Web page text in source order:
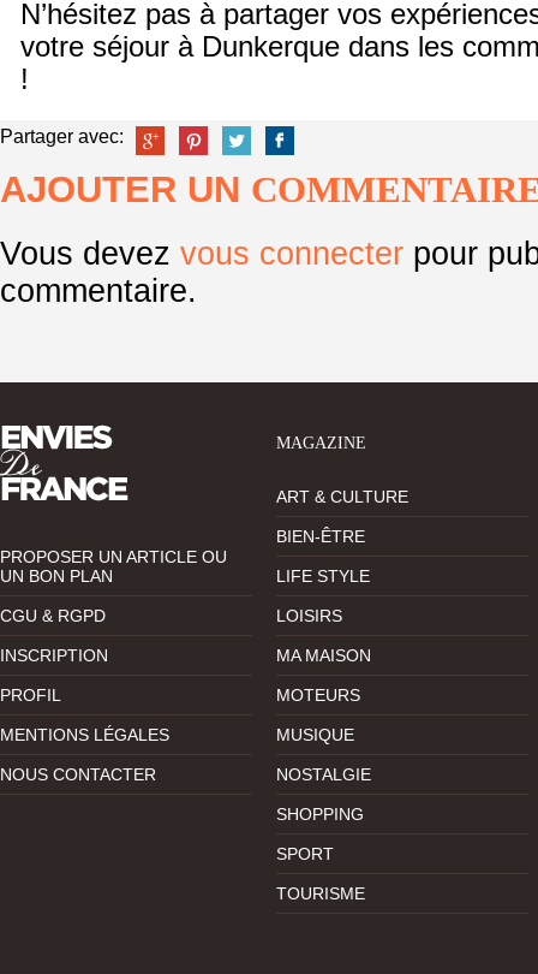
N’hésitez pas à partager vos
votre séjour à Dunkerque dans les
!
Partager avec:
AJOUTER UN
Vous devez vous connecter pour
commentaire.
PROPOSER UN ARTICLE OU
UN BON PLAN
CGU & RGPD
INSCRIPTION
PROFIL
MENTIONS LÉGALES
NOUS CONTACTER
MAGAZINE
ART & CULTURE
BIEN-ÊTRE
LIFE STYLE
LOISIRS
MA MAISON
MOTEURS
MUSIQUE
NOSTALGIE
SHOPPING
SPORT
TOURISME